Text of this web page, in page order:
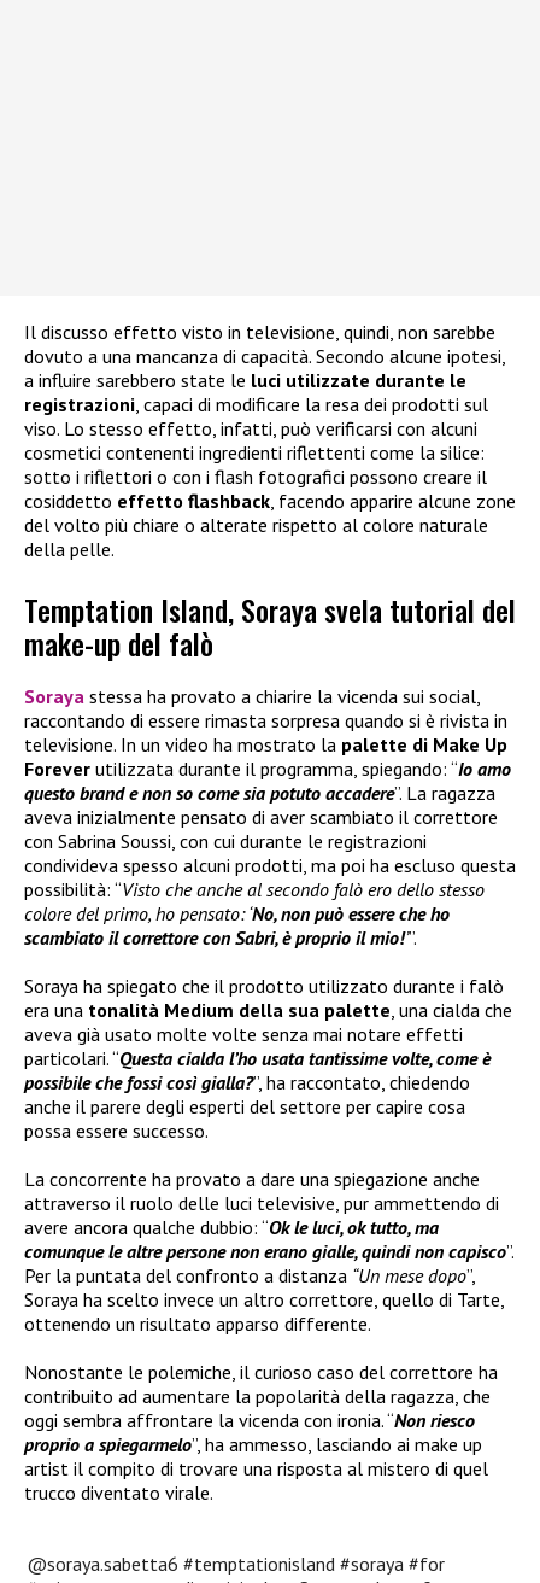
Il discusso effetto visto in televisione, quindi, non sarebbe
dovuto a una mancanza di capacità. Secondo alcune ipotesi,
a influire sarebbero state le luci utilizzate durante le
registrazioni , capaci di modificare la resa dei prodotti sul
viso. Lo stesso effetto, infatti, può verificarsi con alcuni
cosmetici contenenti ingredienti riflettenti come la silice:
sotto i riflettori o con i flash fotografici possono creare il
cosiddetto effetto flashback , facendo apparire alcune zone
del volto più chiare o alterate rispetto al colore naturale
della pelle.
Temptation Island, Soraya svela tutorial del
make-up del falò
Soraya stessa ha provato a chiarire la vicenda sui social,
raccontando di essere rimasta sorpresa quando si è rivista in
televisione. In un video ha mostrato la palette di Make Up
Forever utilizzata durante il programma, spiegando: “Io amo
questo brand e non so come sia potuto accadere”. La ragazza
aveva inizialmente pensato di aver scambiato il correttore
con Sabrina Soussi, con cui durante le registrazioni
condivideva spesso alcuni prodotti, ma poi ha escluso questa
possibilità: “Visto che anche al secondo falò ero dello stesso
colore del primo, ho pensato: ‘No, non può essere che ho
scambiato il correttore con Sabri, è proprio il mio!’”.
Soraya ha spiegato che il prodotto utilizzato durante i falò
era una tonalità Medium della sua palette, una cialda che
aveva già usato molte volte senza mai notare effetti
particolari. “Questa cialda l’ho usata tantissime volte, come è
possibile che fossi così gialla?”, ha raccontato, chiedendo
anche il parere degli esperti del settore per capire cosa
possa essere successo.
La concorrente ha provato a dare una spiegazione anche
attraverso il ruolo delle luci televisive, pur ammettendo di
avere ancora qualche dubbio: “Ok le luci, ok tutto, ma
comunque le altre persone non erano gialle, quindi non capisco”.
Per la puntata del confronto a distanza “Un mese dopo”,
Soraya ha scelto invece un altro correttore, quello di Tarte,
ottenendo un risultato apparso differente.
Nonostante le polemiche, il curioso caso del correttore ha
contribuito ad aumentare la popolarità della ragazza, che
oggi sembra affrontare la vicenda con ironia. “Non riesco
proprio a spiegarmelo”, ha ammesso, lasciando ai make up
artist il compito di trovare una risposta al mistero di quel
trucco diventato virale.
@soraya.sabetta6 #temptationisland #soraya #for